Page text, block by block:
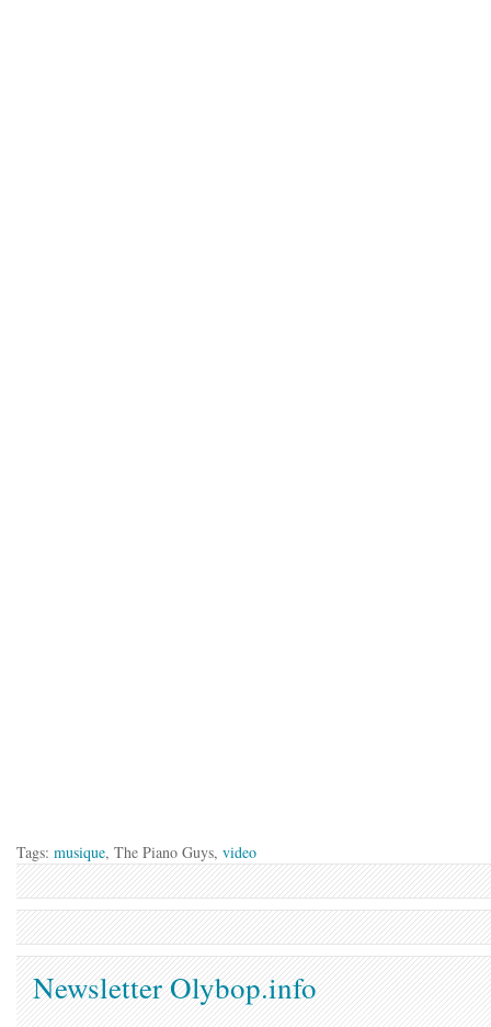
Tags: musique, The Piano Guys, video
Newsletter Olybop.info